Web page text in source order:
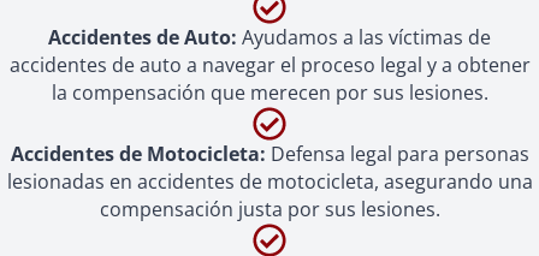
Accidentes de Auto: Ayudamos a las víctimas de
accidentes de auto a navegar el proceso legal y a obtener
la compensación que merecen por sus lesiones.
Accidentes de Motocicleta: Defensa legal para personas
lesionadas en accidentes de motocicleta, asegurando una
compensación justa por sus lesiones.